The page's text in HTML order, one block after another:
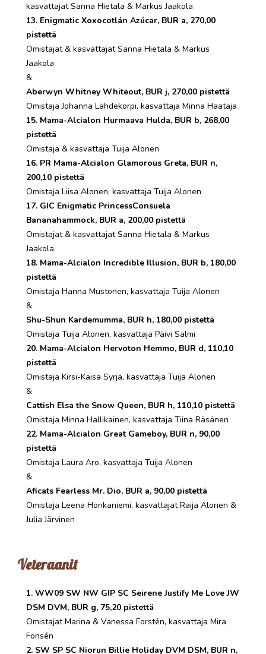
kasvattajat Sanna Hietala & Markus Jaakola
13. Enigmatic Xoxocotlán Azúcar, BUR a, 270,00
pistettä
Omistajat & kasvattajat Sanna Hietala & Markus
Jaakola
&
Aberwyn Whitney Whiteout, BUR j, 270,00 pistettä
Omistaja Johanna Lähdekorpi, kasvattaja Minna Haataja
15. Mama-Alcialon Hurmaava Hulda, BUR b, 268,00
pistettä
Omistaja & kasvattaja Tuija Alonen
16. PR Mama-Alcialon Glamorous Greta, BUR n,
200,10 pistettä
Omistaja Liisa Alonen, kasvattaja Tuija Alonen
17. GIC Enigmatic PrincessConsuela
Bananahammock, BUR a, 200,00 pistettä
Omistajat & kasvattajat Sanna Hietala & Markus
Jaakola
18. Mama-Alcialon Incredible Illusion, BUR b, 180,00
pistettä
Omistaja Hanna Mustonen, kasvattaja Tuija Alonen
&
Shu-Shun Kardemumma, BUR h, 180,00 pistettä
Omistaja Tuija Alonen, kasvattaja Päivi Salmi
20. Mama-Alcialon Hervoton Hemmo, BUR d, 110,10
pistettä
Omistaja Kirsi-Kaisa Syrjä, kasvattaja Tuija Alonen
&
Cattish Elsa the Snow Queen, BUR h, 110,10 pistettä
Omistaja Minna Hallikainen, kasvattaja Tiina Räsänen
22. Mama-Alcialon Great Gameboy, BUR n, 90,00
pistettä
Omistaja Laura Aro, kasvattaja Tuija Alonen
&
Aficats Fearless Mr. Dio, BUR a, 90,00 pistettä
Omistaja Leena Honkaniemi, kasvattajat Raija Alonen &
Julia Järvinen
Veteraanit
1. WW09 SW NW GIP SC Seirene Justify Me Love JW
DSM DVM, BUR g, 75,20 pistettä
Omistajat Marina & Vanessa Forstén, kasvattaja Mira
Fonsén
2. SW SP SC Niorun Billie Holiday DVM DSM, BUR n,